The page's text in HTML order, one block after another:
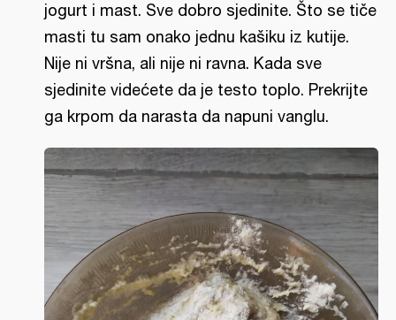
jogurt i mast. Sve dobro sjedinite. Što se tiče
masti tu sam onako jednu kašiku iz kutije.
Nije ni vršna, ali nije ni ravna. Kada sve
sjedinite videćete da je testo toplo. Prekrijte
ga krpom da narasta da napuni vanglu.